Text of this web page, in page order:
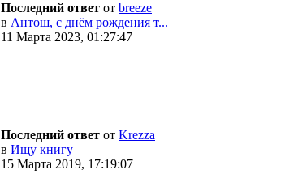
Последний ответ от breeze
в Антош, с днём рождения т...
11 Марта 2023, 01:27:47
Последний ответ от Krezza
в Ищу книгу
15 Марта 2019, 17:19:07